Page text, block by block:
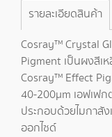
รายละเอียดสินค้า
Cosray™ Crystal
Pigment เป็นผงสีเ
Cosray™ Effect
40-200µm เอฟเฟก
ประกอบด้วยไมกาสัง
ออกไซด์